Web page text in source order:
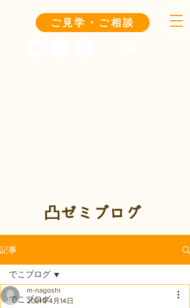
ご見学・ご相談
凸ゼミブログ
記事
でこブログ
でこブログ
m-nagoshi
2021年4月14日